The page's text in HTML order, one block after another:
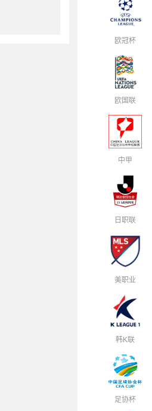
欧冠杯
欧国联
中甲
日职联
美职业
韩K联
足协杯